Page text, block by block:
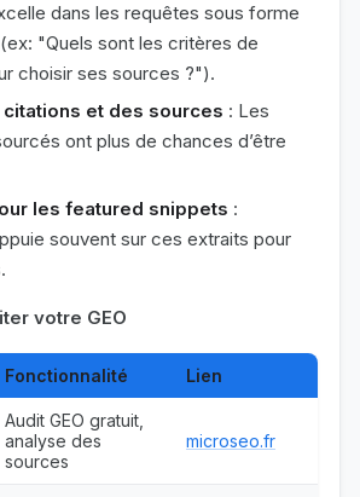
dans les requêtes sous forme
"Quels sont les critères de
choisir ses sources ?").
et des sources : Les
ont plus de chances d’être
les featured snippets :
souvent sur ces extraits pour
votre GEO
Fonctionnalité Lien
Audit GEO gratuit,
analyse des
sources
microseo.fr